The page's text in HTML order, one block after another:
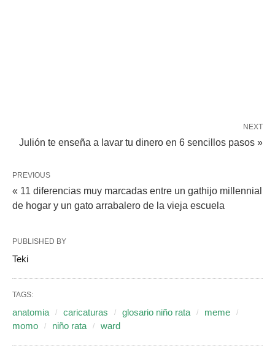
NEXT
Julión te enseña a lavar tu dinero en 6 sencillos pasos »
PREVIOUS
« 11 diferencias muy marcadas entre un gathijo millennial
de hogar y un gato arrabalero de la vieja escuela
PUBLISHED BY
Teki
TAGS:
anatomia caricaturas glosario niño rata
meme
momo
niño rata ward